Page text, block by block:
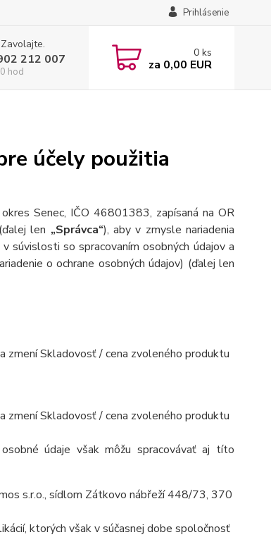
Prihlásenie
212 007
hod
0 ks
za 0,00 EUR
účely použitia
Senec, IČO 46801383, zapísaná na OR
len „Správca“), aby v zmysle nariadenia
súvislosti so spracovaním osobných údajov a
o ochrane osobných údajov) (ďalej len
zmení Skladovosť / cena zvoleného produktu
zmení Skladovosť / cena zvoleného produktu
údaje však môžu spracovávať aj títo
s.r.o., sídlom Zátkovo nábřeží 448/73, 370
ktorých však v súčasnej dobe spoločnosť